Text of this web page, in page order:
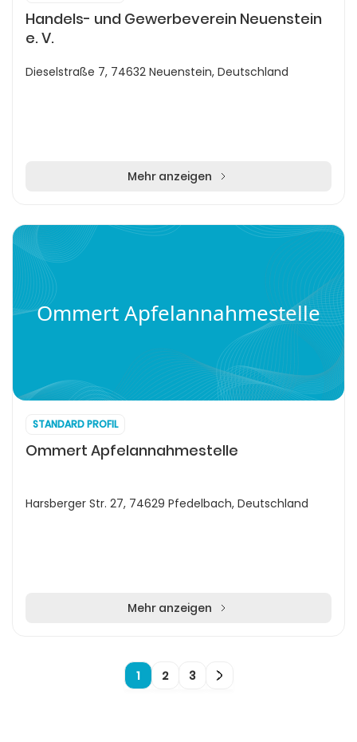
Handels- und Gewerbeverein Neuenstein
e. V.
Dieselstraße 7, 74632 Neuenstein, Deutschland
Mehr anzeigen
Ommert Apfelannahmestelle
STANDARD PROFIL
Ommert Apfelannahmestelle
Harsberger Str. 27, 74629 Pfedelbach, Deutschland
Mehr anzeigen
1 2 3